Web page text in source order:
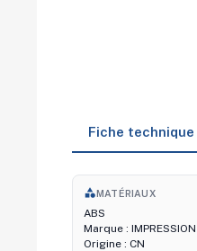
Fiche technique
categoryMATÉRIAUX
ABS
Marque : IMPRESSION
Origine : CN